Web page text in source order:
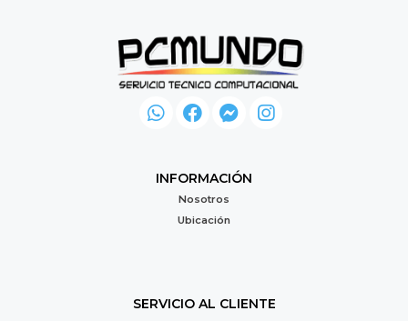
INFORMACIÓN
Nosotros
Ubicación
SERVICIO AL CLIENTE